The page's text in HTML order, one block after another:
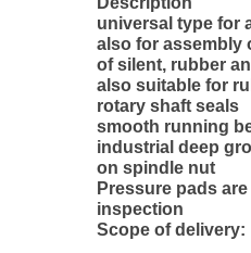
universal type for
also for assembly
of silent, rubber
also suitable for
rotary shaft seals
smooth running
industrial deep
on spindle nut
Pressure pads
inspection
Scope of delivery: